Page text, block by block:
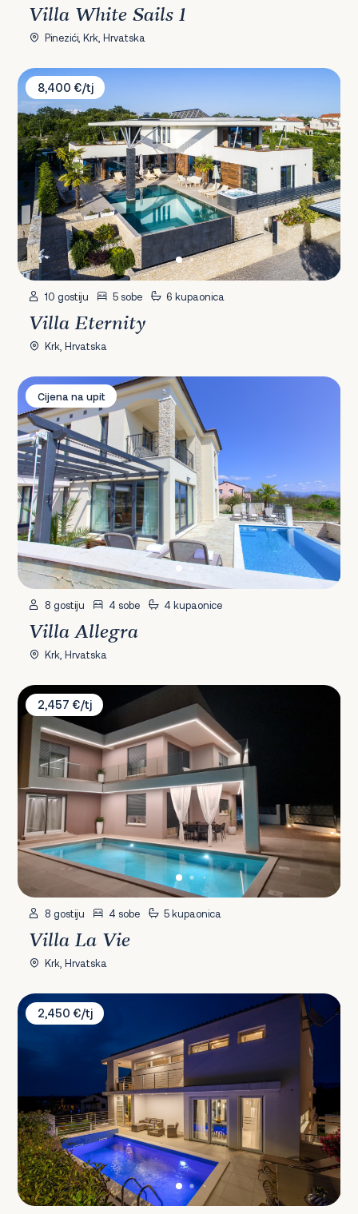
Villa White Sails 1
Pinezići, Krk, Hrvatska
Villa Eternity
8,400 €/tj
10 gostiju 5 sobe 6 kupaonica
Villa Eternity
Krk, Hrvatska
Villa Allegra
Cijena na upit
8 gostiju 4 sobe 4 kupaonice
Villa Allegra
Krk, Hrvatska
Villa La Vie
2,457 €/tj
8 gostiju 4 sobe 5 kupaonica
Villa La Vie
Krk, Hrvatska
Villa Casa Mariposa
2,450 €/tj